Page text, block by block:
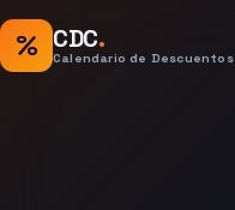
% CDC.
Calendario de Descuentos